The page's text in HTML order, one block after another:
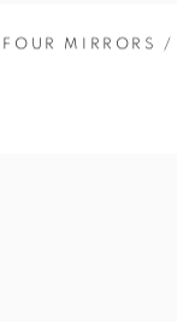
FOUR MIRRORS /